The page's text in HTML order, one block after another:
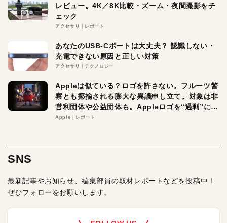
レビュー。4K／8K比較・ズーム・夜間撮影をチ
ェック
アクセサリ レポート
あなたのUSB-Cポートは大丈夫？ 認識しない・
充電できない原因と正しい対策
アクセサリ テクノロジー
Appleは似ている？ロゴを許さない。フルーツ警
察とも揶揄される膨大な異議申し立て。対象は非
営利団体や公益団体も。Appleロゴを“過剰”に守
る理由とは
Apple レポート
SNS
最新記事やお知らせ、編集部員の取材レポートなどを投稿中！
ぜひフォローをお願いします。